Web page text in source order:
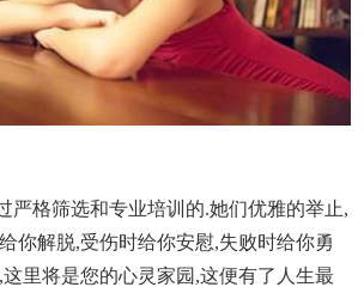
严格筛选和专业培训的.她们优雅的举止,
你解脱,受伤时给你安慰,失败时给你勇
里将是您的心灵家园,这便有了人生最